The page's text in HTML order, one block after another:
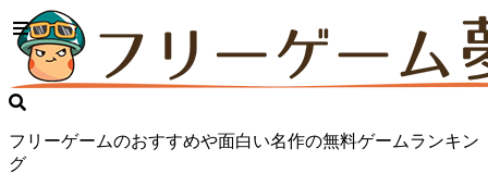
フリーゲームのおすすめや面白い名作の無料ゲームランキン
グ